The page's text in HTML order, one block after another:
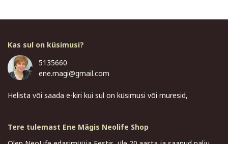
Kas sul on küsimusi?
5135660
ene.magi@gmail.com
Helista või saada e-kiri kui sul on küsimusi või muresid,
Tere tulemast Ene Mägis Neolife Shop